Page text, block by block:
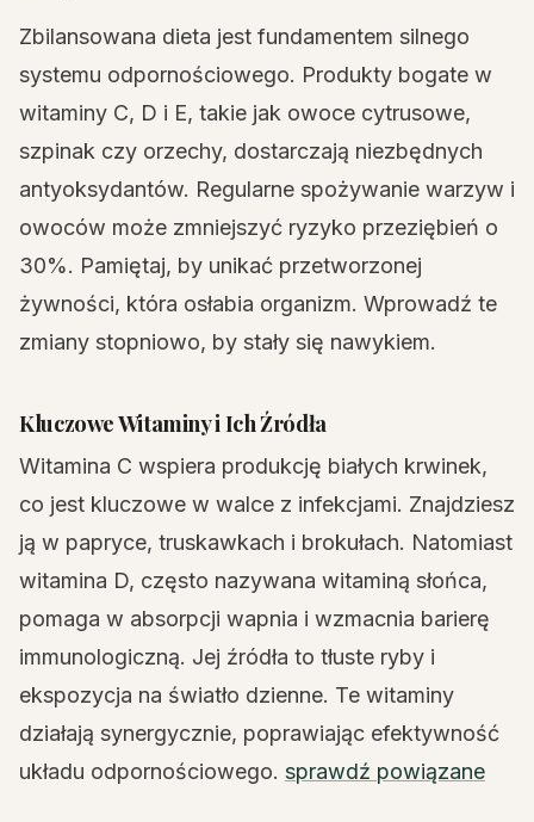
Zbilansowana dieta jest fundamentem silnego
systemu odpornościowego. Produkty bogate w
witaminy C, D i E, takie jak owoce cytrusowe,
szpinak czy orzechy, dostarczają niezbędnych
antyoksydantów. Regularne spożywanie warzyw i
owoców może zmniejszyć ryzyko przeziębień o
30%. Pamiętaj, by unikać przetworzonej
żywności, która osłabia organizm. Wprowadź te
zmiany stopniowo, by stały się nawykiem.
Kluczowe Witaminy i Ich Źródła
Witamina C wspiera produkcję białych krwinek,
co jest kluczowe w walce z infekcjami. Znajdziesz
ją w papryce, truskawkach i brokułach. Natomiast
witamina D, często nazywana witaminą słońca,
pomaga w absorpcji wapnia i wzmacnia barierę
immunologiczną. Jej źródła to tłuste ryby i
ekspozycja na światło dzienne. Te witaminy
działają synergycznie, poprawiając efektywność
układu odpornościowego. sprawdź powiązane